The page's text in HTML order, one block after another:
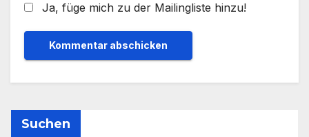
Ja, füge mich zu der Mailingliste hinzu!
Suchen